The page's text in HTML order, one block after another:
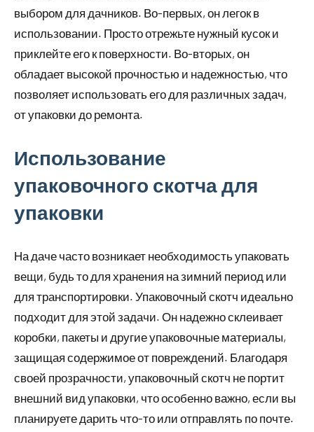
выбором для дачников. Во-первых, он легок в
использовании. Просто отрежьте нужный кусок и
приклейте его к поверхности. Во-вторых, он
обладает высокой прочностью и надежностью, что
позволяет использовать его для различных задач,
от упаковки до ремонта.
Использование
упаковочного скотча для
упаковки
На даче часто возникает необходимость упаковать
вещи, будь то для хранения на зимний период или
для транспортировки. Упаковочный скотч идеально
подходит для этой задачи. Он надежно склеивает
коробки, пакеты и другие упаковочные материалы,
защищая содержимое от повреждений. Благодаря
своей прозрачности, упаковочный скотч не портит
внешний вид упаковки, что особенно важно, если вы
планируете дарить что-то или отправлять по почте.